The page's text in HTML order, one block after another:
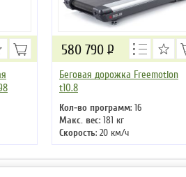
:
Беговая дорожка Freemotion
t10.8
Кол-во программ: 16
Макс. вес: 181 кг
Скорость: 20 км/ч
Мощность двигателя: 5 л.с.
Регулировка угла наклона:
автоматическая
580 790 Р